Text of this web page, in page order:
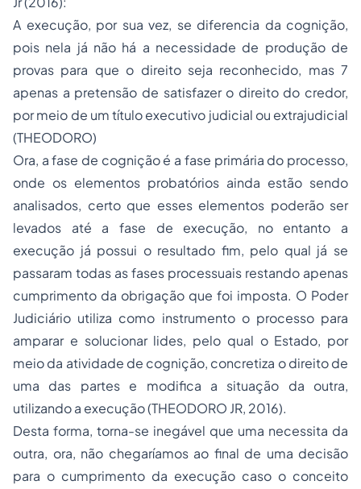
A execução, por sua vez, se diferencia da cognição,
pois nela já não há a necessidade de produção de
provas para que o direito seja reconhecido, mas 7
apenas a pretensão de satisfazer o direito do credor,
por meio de um título executivo judicial ou extrajudicial
(THEODORO)
Ora, a fase de cognição é a fase primária do processo,
onde os elementos probatórios ainda estão sendo
analisados, certo que esses elementos poderão ser
levados até a fase de execução, no entanto a
execução já possui o resultado fim, pelo qual já se
passaram todas as fases processuais restando apenas
cumprimento da obrigação que foi imposta. O Poder
Judiciário utiliza como instrumento o processo para
amparar e solucionar lides, pelo qual o Estado, por
meio da atividade de cognição, concretiza o direito de
uma das partes e modifica a situação da outra,
utilizando a execução (THEODORO JR, 2016).
Desta forma, torna-se inegável que uma necessita da
outra, ora, não chegaríamos ao final de uma decisão
para o cumprimento da execução caso o conceito